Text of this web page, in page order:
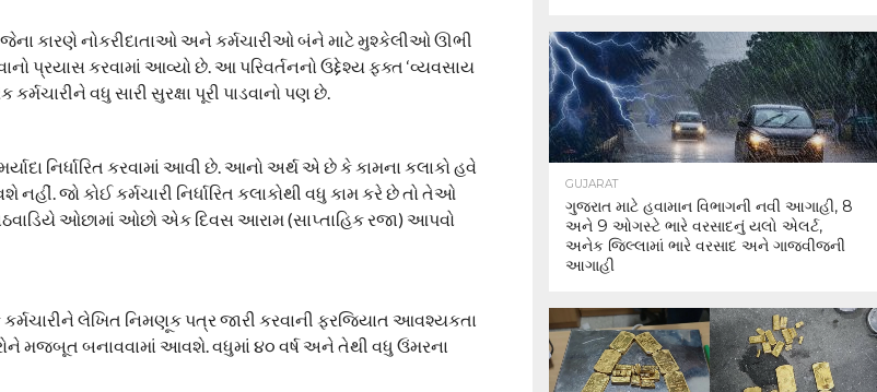
કારણે નોકરીદાતાઓ અને કર્મચારીઓ બંને માટે મુશ્કેલીઓ ઊભી
પ્રયાસ કરવામાં આવ્યો છે. આ પરિવર્તનનો ઉદ્દેશ્ય ફક્ત ‘વ્યવસાય
વધુ સારી સુરક્ષા પૂરી પાડવાનો પણ છે.
નિર્ધારિત કરવામાં આવી છે. આનો અર્થ એ છે કે કામના કલાકો હવે
જો કોઈ કર્મચારી નિર્ધારિત કલાકોથી વધુ કામ કરે છે તો તેઓ
ઓછામાં ઓછો એક દિવસ આરામ (સાપ્તાહિક રજા) આપવો
લેખિત નિમણૂક પત્ર જારી કરવાની ફરજિયાત આવશ્યકતા
મજબૂત બનાવવામાં આવશે. વધુમાં ૪૦ વર્ષ અને તેથી વધુ ઉંમરના
GUJARAT
ગુજરાત માટે હવામાન વિભાગની નવી આગાહી, 8
અને 9 ઓગસ્ટે ભારે વરસાદનું યલો એલર્ટ,
અનેક જિલ્લામાં ભારે વરસાદ અને ગાજવીજની
આગાહી